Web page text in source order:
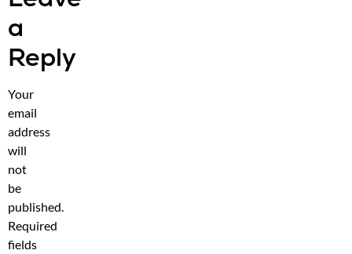
a
Reply
Your
email
address
will
not
be
published.
Required
fields